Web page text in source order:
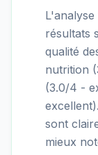
résultats
qualité
nutrition
(3.0/4 -
sont
mieux